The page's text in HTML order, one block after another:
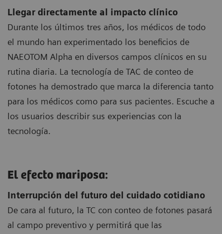
Llegar directamente al impacto clínico
Durante los últimos tres años, los médicos de todo
el mundo han experimentado los beneficios de
NAEOTOM Alpha en diversos campos clínicos en su
rutina diaria. La tecnología de TAC de conteo de
fotones ha demostrado que marca la diferencia tanto
para los médicos como para sus pacientes. Escuche a
los usuarios describir sus experiencias con la
tecnología.
El efecto mariposa:
Interrupción del futuro del cuidado cotidiano
De cara al futuro, la TC con conteo de fotones pasará
al campo preventivo y permitirá que las